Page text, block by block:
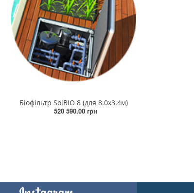
Біофільтр SolBIO 8 (для 8.0х3.4м)
520 590.00 грн